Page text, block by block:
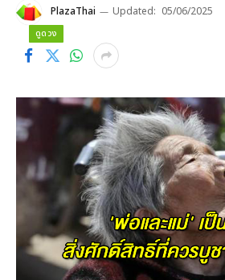
PlazaThai Updated: 05/06/2025
ดูดวง